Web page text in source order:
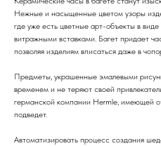
Нежные и насыщенные цветом узоры
где уже есть цветные арт-объекты в
витражными вставками. Багет придает
позволяя изделиям вписаться даже в
Предметы, украшенные эмалевыми
временем и не теряют своей
германской компании Hermle, имеющей
подведет.
Автоматизировать процесс создания